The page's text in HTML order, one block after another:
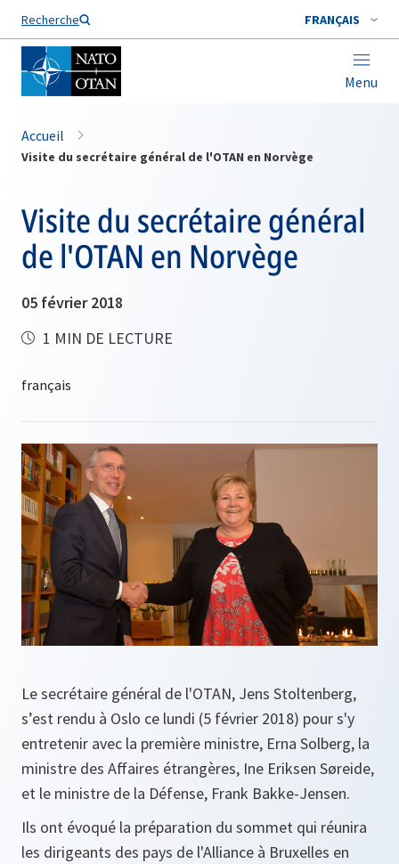
Recherche FRANÇAIS
Menu
Nom de famille*
Accueil
Visite du secrétaire général de l'OTAN en Norvège
Visite du secrétaire général
de l'OTAN en Norvège
05 février 2018
1 MIN DE LECTURE
Le secrétaire général de l'OTAN, Jens Stoltenberg,
s’est rendu à Oslo ce lundi (5 février 2018) pour s'y
entretenir avec la première ministre, Erna Solberg, la
ministre des Affaires étrangères, Ine Eriksen Søreide,
et le ministre de la Défense, Frank Bakke-Jensen.
Ils ont évoqué la préparation du sommet qui réunira
les dirigeants des pays de l'Alliance à Bruxelles en